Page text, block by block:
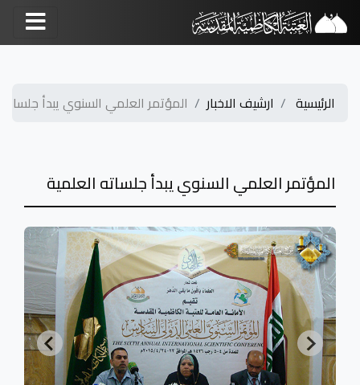
الرئيسية ارشيف الاخبار المؤتمر العلمي السنوي يبدأ
المؤتمر العلمي السنوي يبدأ جلساته العلمية